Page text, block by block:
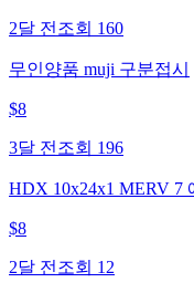
2달 전 조회 160
무인양품 muji 구분접시
$8
3달 전 조회 196
HDX 10x24x1 MERV 7
$8
2달 전 조회 12